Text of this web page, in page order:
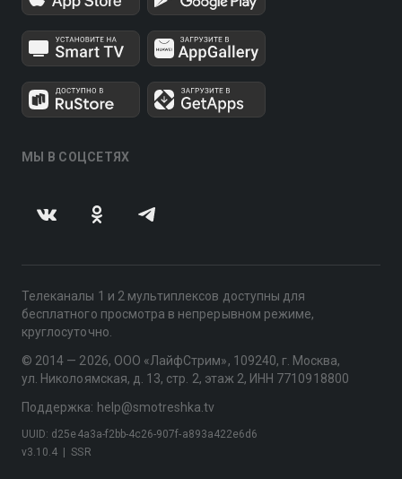
МЫ В СОЦСЕТЯХ
Телеканалы 1 и 2 мультиплексов доступны для
бесплатного просмотра в непрерывном режиме,
круглосуточно.
© 2014 — 2026, ООО «ЛайфСтрим», 109240, г. Москва,
ул. Николоямская, д. 13, стр. 2, этаж 2, ИНН 7710918800
Поддержка: help@smotreshka.tv
v3.10.4 SSR
UUID: d25e4a3a-f2bb-4c26-907f-a893a422e6d6